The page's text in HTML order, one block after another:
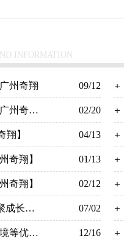
INFORMATION
州奇翔 09/12
州奇 02/20
翔】 04/13
奇翔】 01/13
奇翔】 02/12
成长的 07/02
等优点 12/16